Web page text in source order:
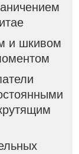
и шкивом